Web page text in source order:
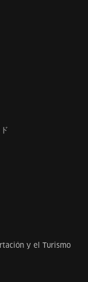
y el Turismo